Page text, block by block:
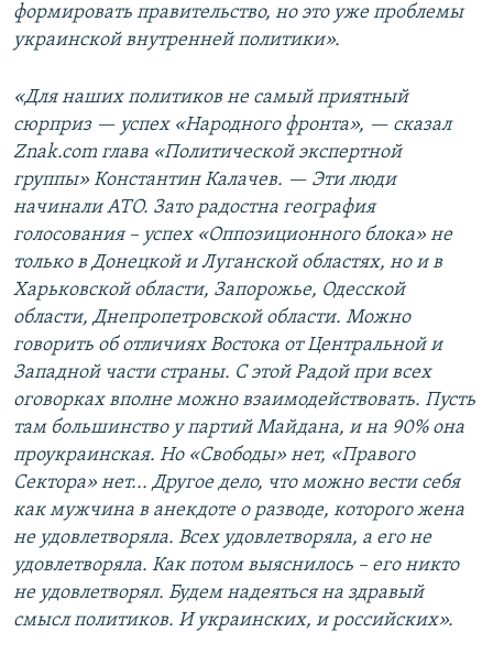
формировать правительство, но это уже проблемы
украинской внутренней политики».
«Для наших политиков не самый приятный
сюрприз — успех «Народного фронта», — сказал
Znak.com глава «Политической экспертной
группы» Константин Калачев. — Эти люди
начинали АТО. Зато радостна география
голосования – успех «Оппозиционного блока» не
только в Донецкой и Луганской областях, но и в
Харьковской области, Запорожье, Одесской
области, Днепропетровской области. Можно
говорить об отличиях Востока от Центральной и
Западной части страны. С этой Радой при всех
оговорках вполне можно взаимодействовать. Пусть
там большинство у партий Майдана, и на 90% она
проукраинская. Но «Свободы» нет, «Правого
Сектора» нет... Другое дело, что можно вести себя
как мужчина в анекдоте о разводе, которого жена
не удовлетворяла. Всех удовлетворяла, а его не
удовлетворяла. Как потом выяснилось – его никто
не удовлетворял. Будем надеяться на здравый
смысл политиков. И украинских, и российских».